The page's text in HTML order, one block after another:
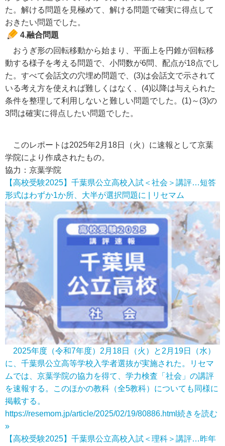
た。解ける問題を見極めて、解ける問題で確実に得点して
おきたい問題でした。
4.融合問題
おうぎ形の回転移動から始まり、平面上を円錐が回転移
動する様子を考える問題で、小問数が6問、配点が18点でし
た。すべて会話文の穴埋め問題で、(3)は会話文で示されて
いる考え方を使えれば難しくはなく、(4)以降は与えられた
条件を整理して利用しないと難しい問題でした。(1)～(3)の
3問は確実に得点したい問題でした。
このレポートは2025年2月18日（火）に速報として京葉
学院により作成されたもの。
協力：京葉学院
【高校受験2025】千葉県公立高校入試＜社会＞講評…短答
形式はわずか1か所、大半が選択問題に | リセマム
2025年度（令和7年度）2月18日（火）と2月19日（水）
に、千葉県公立高等学校入学者選抜が実施された。リセマ
ムでは、京葉学院の協力を得て、学力検査「社会」の講評
を速報する。このほかの教科（全5教科）についても同様に
掲載する。
https://resemom.jp/article/2025/02/19/80886.html 続きを読む
»
【高校受験2025】千葉県公立高校入試＜理科＞講評…昨年